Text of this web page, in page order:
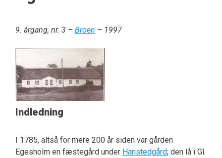
9. årgang, nr. 3 – Broen – 1997
Indledning
I 1785, altså for mere 200 år siden var gården
Egesholm en fæstegård under Hanstedgård; den lå i Gl.